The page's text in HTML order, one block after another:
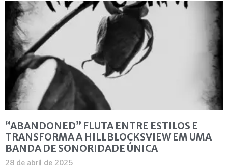
“ABANDONED” FLUTA ENTRE ESTILOS E
TRANSFORMA A HILLBLOCKSVIEW EM UMA
BANDA DE SONORIDADE ÚNICA
28 de abril de 2025